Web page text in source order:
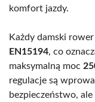
komfort jazdy.
Każdy damski
EN15194, co
maksymalną moc
regulacje są
bezpieczeństwo,